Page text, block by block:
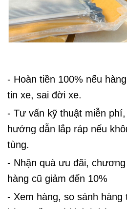
- Hoàn tiền 100% nếu
tin xe, sai đời xe.
- Tư vấn kỹ thuật miễn
hướng dẫn lắp ráp nếu
tùng.
- Nhận quà ưu đãi,
hàng cũ giảm đến 10%
- Xem hàng, so sánh